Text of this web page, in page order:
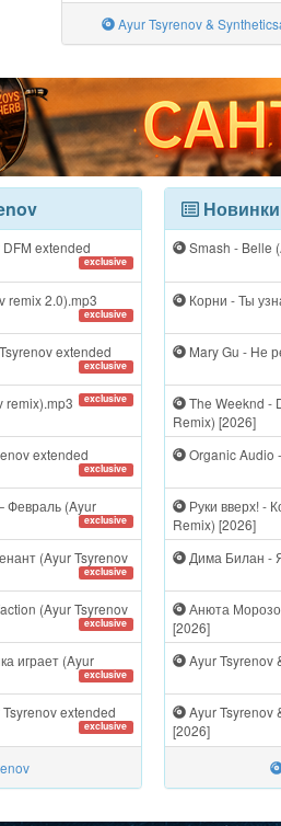
Ayur Tsyrenov &
extended
exclusive
remix 2.0).mp3
exclusive
extended
exclusive
exclusive
extended
exclusive
Февраль (Ayur
exclusive
(Ayur Tsyrenov
exclusive
(Ayur Tsyrenov
exclusive
играет (Ayur
exclusive
extended
exclusive
Новинки
Smash - Belle
Корни - Ты
Mary Gu - Не
The Weeknd -
Remix) [2026]
Organic Audio
Руки вверх! -
Remix) [2026]
Дима Билан -
Анюта
[2026]
Ayur Tsyrenov
Ayur Tsyrenov
[2026]